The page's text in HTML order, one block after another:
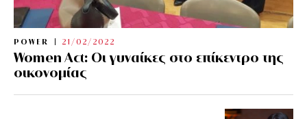
POWER 21/02/2022
Women Act: Οι γυναίκες στο επίκεντρο της
οικονομίας